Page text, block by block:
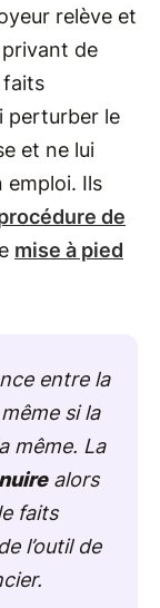
relève et
de
faits
perturber le
et ne lui
emploi. Ils
de
mise à pied
entre la
si la
même. La
alors
faits
l’outil de